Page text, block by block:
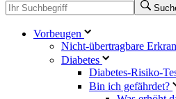
Vorbeugen
Nicht-übertragbare
Diabetes
Diabetes-Risiko-
Bin ich gefährdet?